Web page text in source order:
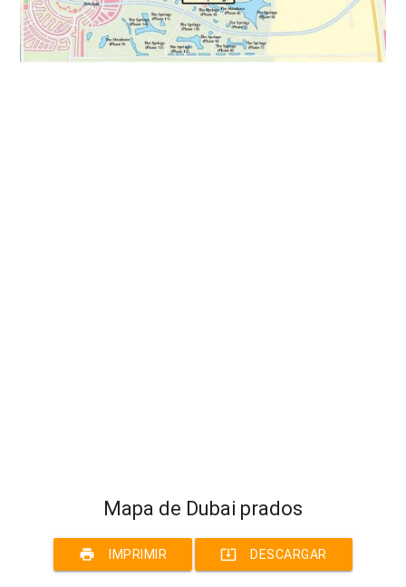
Mapa de Dubai prados
print IMPRIMIR system_update_alt DESCARGAR